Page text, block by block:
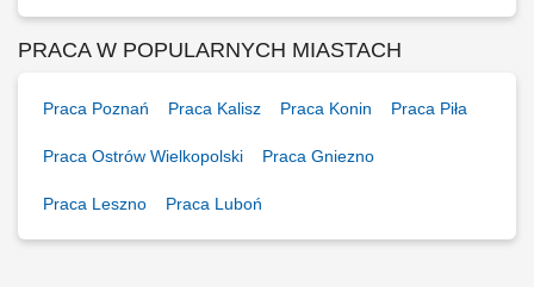
PRACA W POPULARNYCH MIASTACH
Praca Poznań Praca Kalisz Praca Konin Praca Piła
Praca Ostrów Wielkopolski Praca Gniezno
Praca Leszno Praca Luboń